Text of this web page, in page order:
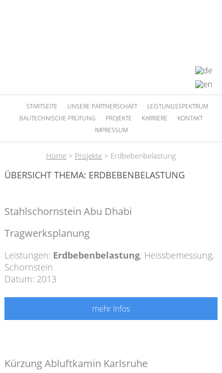
STARTSEITE UNSERE PARTNERSCHAFT
LEISTUNGSSPEKTRUM
BAUTECHNISCHE PRÜFUNG
PROJEKTE KARRIERE
KONTAKT
IMPRESSUM
Home > Projekte > Erdbebenbelastung
ÜBERSICHT THEMA: ERDBEBENBELASTUNG
Stahlschornstein Abu Dhabi
Tragwerksplanung
Leistungen: Erdbebenbelastung, Heissbemessung,
Schornstein
Datum: 2013
mehr Infos
Kürzung Abluftkamin Karlsruhe